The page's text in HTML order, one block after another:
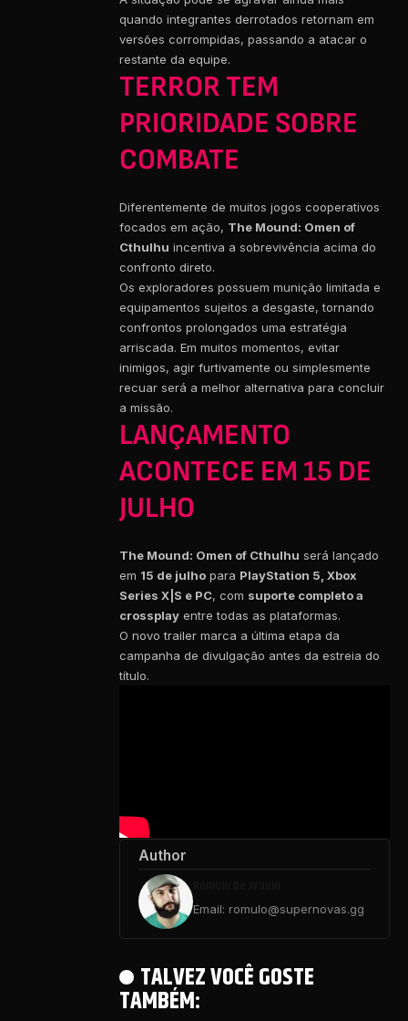
quando integrantes derrotados retornam em
versões corrompidas, passando a atacar o
restante da equipe.
TERROR TEM
PRIORIDADE SOBRE
COMBATE
Diferentemente de muitos jogos cooperativos
focados em ação, The Mound: Omen of
Cthulhu incentiva a sobrevivência acima do
confronto direto.
Os exploradores possuem munição limitada e
equipamentos sujeitos a desgaste, tornando
confrontos prolongados uma estratégia
arriscada. Em muitos momentos, evitar
inimigos, agir furtivamente ou simplesmente
recuar será a melhor alternativa para concluir
a missão.
LANÇAMENTO
ACONTECE EM 15 DE
JULHO
The Mound: Omen of Cthulhu será lançado
em 15 de julho para PlayStation 5, Xbox
Series X|S e PC, com suporte completo a
crossplay entre todas as plataformas.
O novo trailer marca a última etapa da
campanha de divulgação antes da estreia do
título.
Author
Email: romulo@supernovas.gg
TALVEZ VOCÊ GOSTE
TAMBÉM: